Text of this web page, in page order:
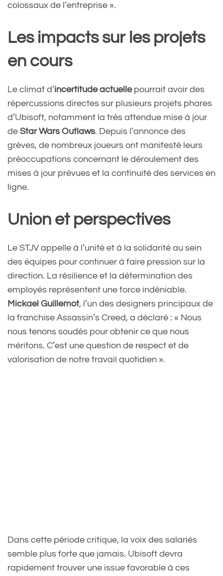
colossaux de l’entreprise ».
Les impacts sur les projets
en cours
Le climat d’incertitude actuellepourrait avoir des
répercussions directes sur plusieurs projets phares
d’Ubisoft, notamment la très attendue mise à jour
de Star Wars Outlaws. Depuis l’annonce des
grèves, de nombreux joueurs ont manifesté leurs
préoccupations concernant le déroulement des
mises à jour prévues et la continuité des services en
ligne.
Union et perspectives
Le STJV appelle à l’unité et à la solidarité au sein
des équipes pour continuer à faire pression sur la
direction. La résilience et la détermination des
employés représentent une force indéniable.
Mickael Guillemot, l’un des designers principaux de
la franchise Assassin’s Creed, a déclaré : « Nous
nous tenons soudés pour obtenir ce que nous
méritons. C’est une question de respect et de
valorisation de notre travail quotidien ».
Dans cette période critique, la voix des salariés
semble plus forte que jamais. Ubisoft devra
rapidement trouver une issue favorable à ces